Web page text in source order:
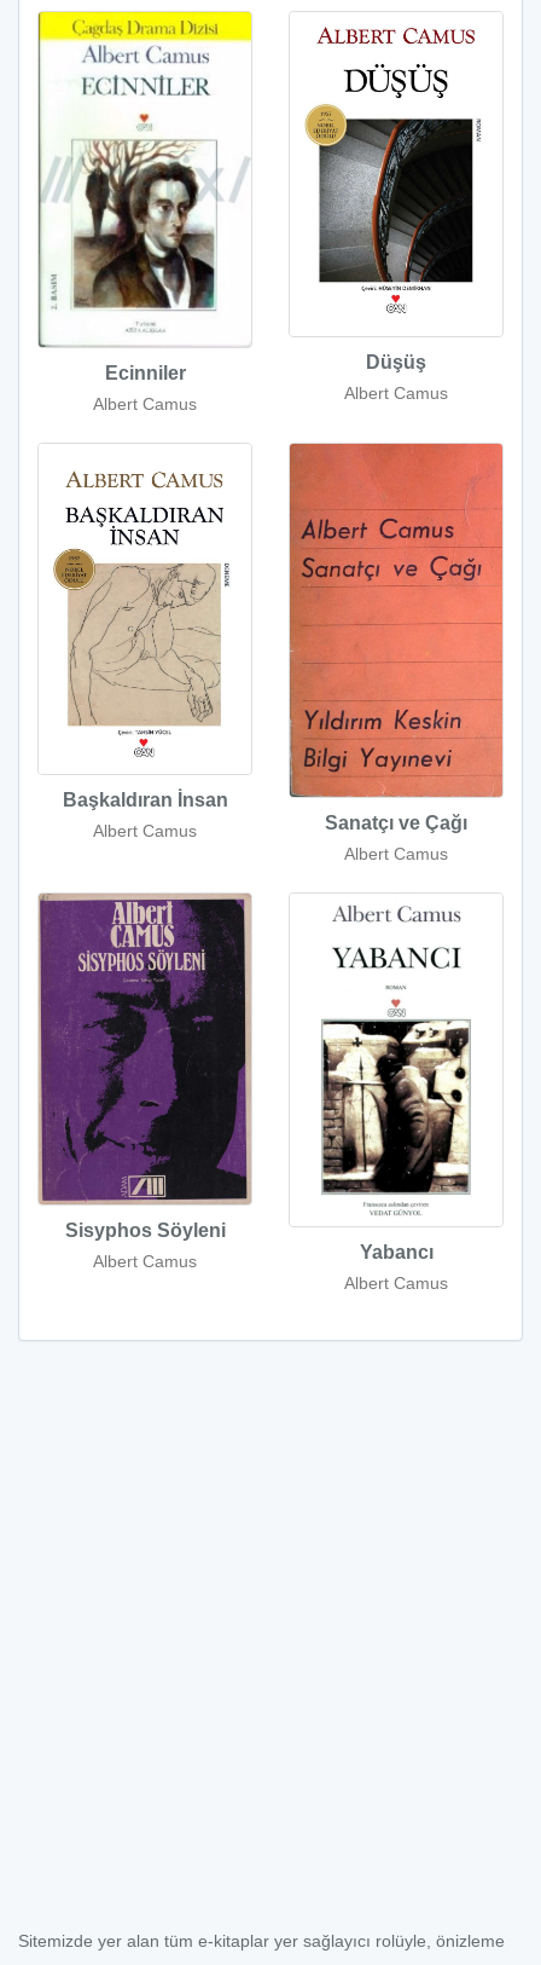
Ecinniler
Albert Camus
Düşüş
Albert Camus
Başkaldıran İnsan
Albert Camus Sanatçı ve Çağı
Albert Camus
Sisyphos Söyleni
Albert Camus Yabancı
Albert Camus
Sitemizde yer alan tüm e-kitaplar yer sağlayıcı rolüyle, önizleme